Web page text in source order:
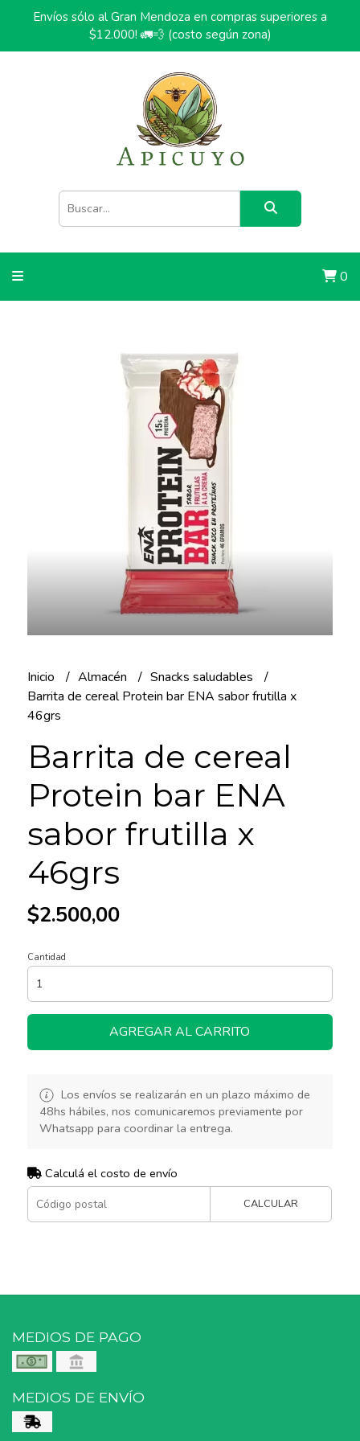
Envíos sólo al Gran Mendoza en compras superiores a
$12.000! 🚛💨 (costo según zona)
0
Inicio Almacén
Snacks saludables
Barrita de cereal Protein bar ENA sabor frutilla x
46grs
Barrita de cereal
Protein bar ENA
sabor frutilla x
46grs
$2.500,00
Cantidad
AGREGAR AL CARRITO
Los envíos se realizarán en un plazo máximo de
48hs hábiles, nos comunicaremos previamente por
Whatsapp para coordinar la entrega.
Calculá el costo de envío
CALCULAR
MEDIOS DE PAGO
MEDIOS DE ENVÍO